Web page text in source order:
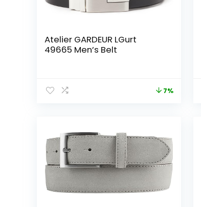
Atelier GARDEUR LGurt
49665 Men’s Belt
7%